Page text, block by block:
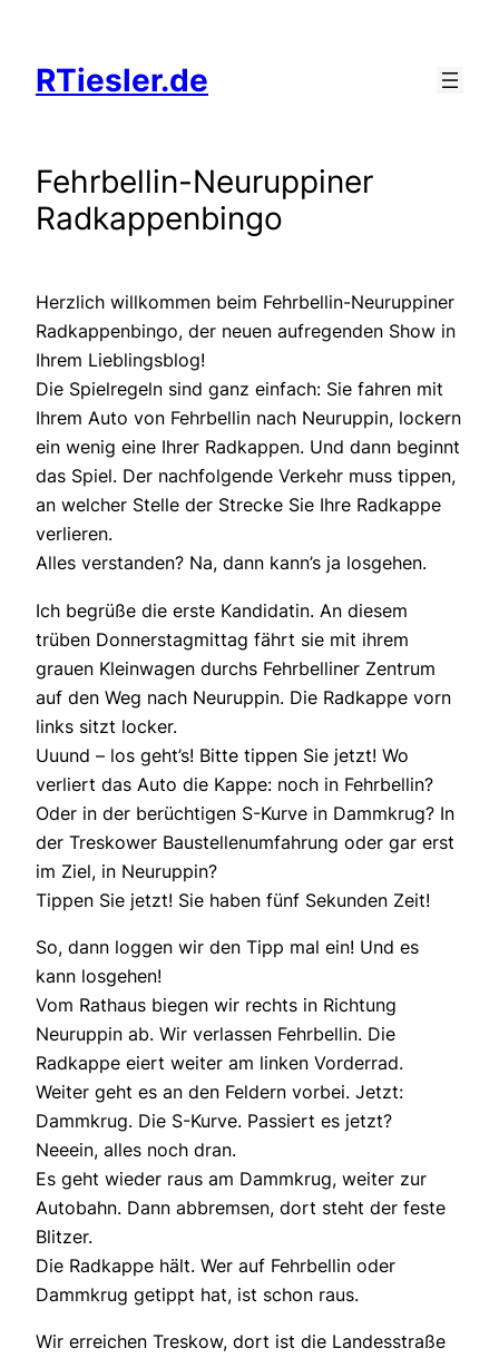
springen
RTiesler.de
Fehrbellin-Neuruppiner
Radkappenbingo
Herzlich willkommen beim Fehrbellin-Neuruppiner
Radkappenbingo, der neuen aufregenden Show in
Ihrem Lieblingsblog!
Die Spielregeln sind ganz einfach: Sie fahren mit
Ihrem Auto von Fehrbellin nach Neuruppin, lockern
ein wenig eine Ihrer Radkappen. Und dann beginnt
das Spiel. Der nachfolgende Verkehr muss tippen,
an welcher Stelle der Strecke Sie Ihre Radkappe
verlieren.
Alles verstanden? Na, dann kann’s ja losgehen.
Ich begrüße die erste Kandidatin. An diesem
trüben Donnerstagmittag fährt sie mit ihrem
grauen Kleinwagen durchs Fehrbelliner Zentrum
auf den Weg nach Neuruppin. Die Radkappe vorn
links sitzt locker.
Uuund – los geht’s! Bitte tippen Sie jetzt! Wo
verliert das Auto die Kappe: noch in Fehrbellin?
Oder in der berüchtigen S-Kurve in Dammkrug? In
der Treskower Baustellenumfahrung oder gar erst
im Ziel, in Neuruppin?
Tippen Sie jetzt! Sie haben fünf Sekunden Zeit!
So, dann loggen wir den Tipp mal ein! Und es
kann losgehen!
Vom Rathaus biegen wir rechts in Richtung
Neuruppin ab. Wir verlassen Fehrbellin. Die
Radkappe eiert weiter am linken Vorderrad.
Weiter geht es an den Feldern vorbei. Jetzt:
Dammkrug. Die S-Kurve. Passiert es jetzt?
Neeein, alles noch dran.
Es geht wieder raus am Dammkrug, weiter zur
Autobahn. Dann abbremsen, dort steht der feste
Blitzer.
Die Radkappe hält. Wer auf Fehrbellin oder
Dammkrug getippt hat, ist schon raus.
Wir erreichen Treskow, dort ist die Landesstraße